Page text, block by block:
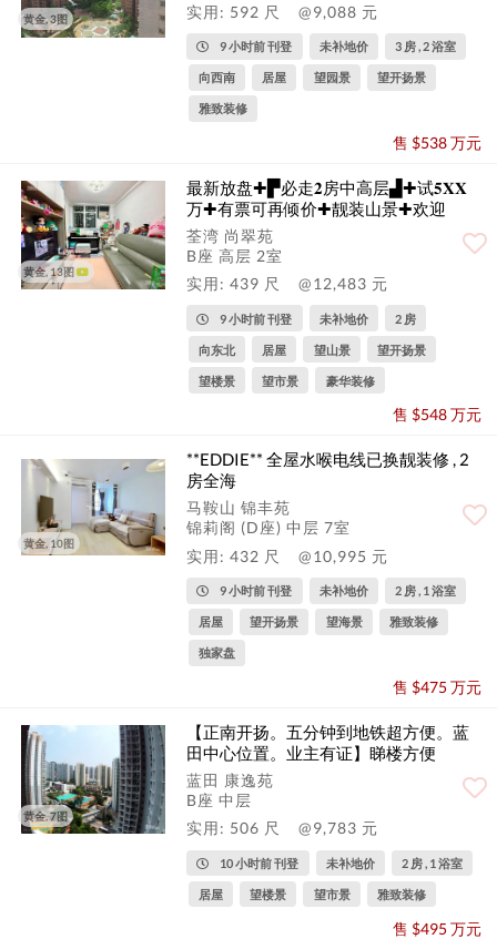
黄金, 3图
实用: 592 尺
@9,088 元
9 小时前 刊登 未补地价 3 房 , 2 浴室
向西南 居屋 望园景 望开扬景
雅致装修
售 $538 万元
黄金, 13图
最新放盘✚▛必走𝟐房中高层▟✚试𝟓𝐗𝐗
万✚有票可再倾价✚靓装山景✚欢迎
荃湾 尚翠苑
B座 高层 2室
实用: 439 尺
@12,483 元
9 小时前 刊登 未补地价 2 房
向东北 居屋 望山景 望开扬景
望楼景 望市景 豪华装修
售 $548 万元
黄金, 10图
**EDDIE** 全屋水喉电线已换靓装修 , 2
房全海
马鞍山 锦丰苑
锦莉阁 (D座) 中层 7室
实用: 432 尺
@10,995 元
9 小时前 刊登 未补地价 2 房 , 1 浴室
居屋 望开扬景 望海景 雅致装修
独家盘
售 $475 万元
黄金, 7图
【正南开扬。五分钟到地铁超方便。蓝
田中心位置。业主有证】睇楼方便
蓝田 康逸苑
B座 中层
实用: 506 尺
@9,783 元
10 小时前 刊登 未补地价 2 房 , 1 浴室
居屋 望楼景 望市景 雅致装修
售 $495 万元